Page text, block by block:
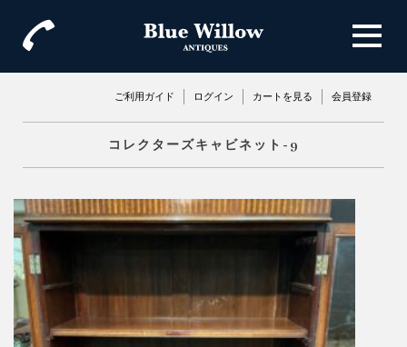
ご利用ガイド ログイン カートを見る 会員登録
コレクターズキャビネット-9